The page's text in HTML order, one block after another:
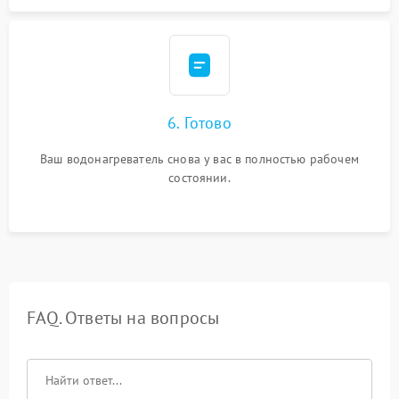
6. Готово
Ваш водонагреватель снова у вас в полностью рабочем
состоянии.
FAQ. Ответы на вопросы